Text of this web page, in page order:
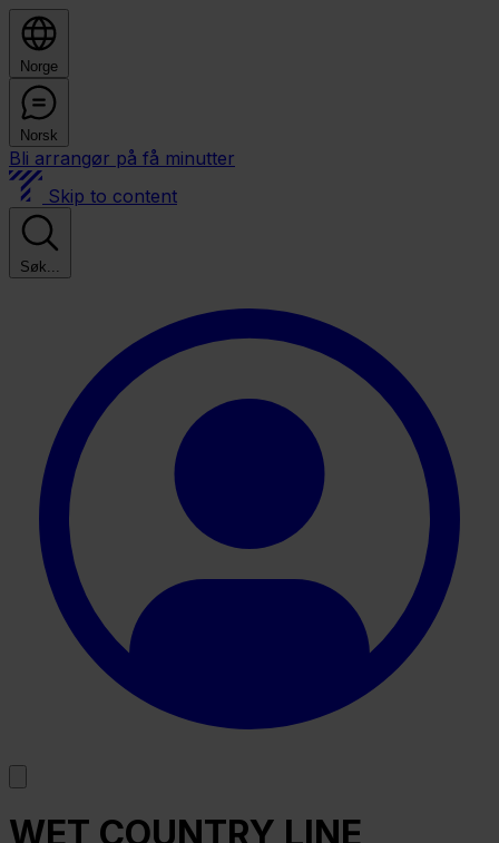
Norge
Norsk
Bli arrangør på få minutter
Skip to content
Søk...
WET COUNTRY LINE